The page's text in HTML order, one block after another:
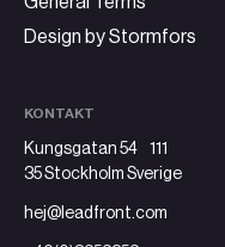
KONTAKT
Kungsgatan 54 111
35 Stockholm Sverige
hej@leadfront.com
Design by Stormfors